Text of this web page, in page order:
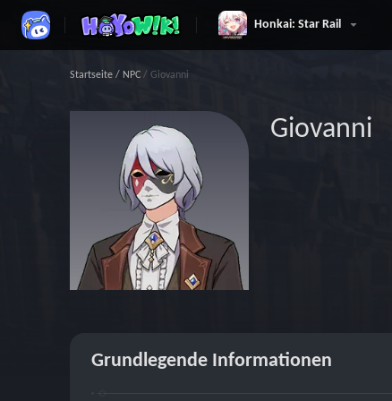
Honkai: Star Rail
Startseite / NPC / Giovanni
Giovanni
Grundlegende Informationen